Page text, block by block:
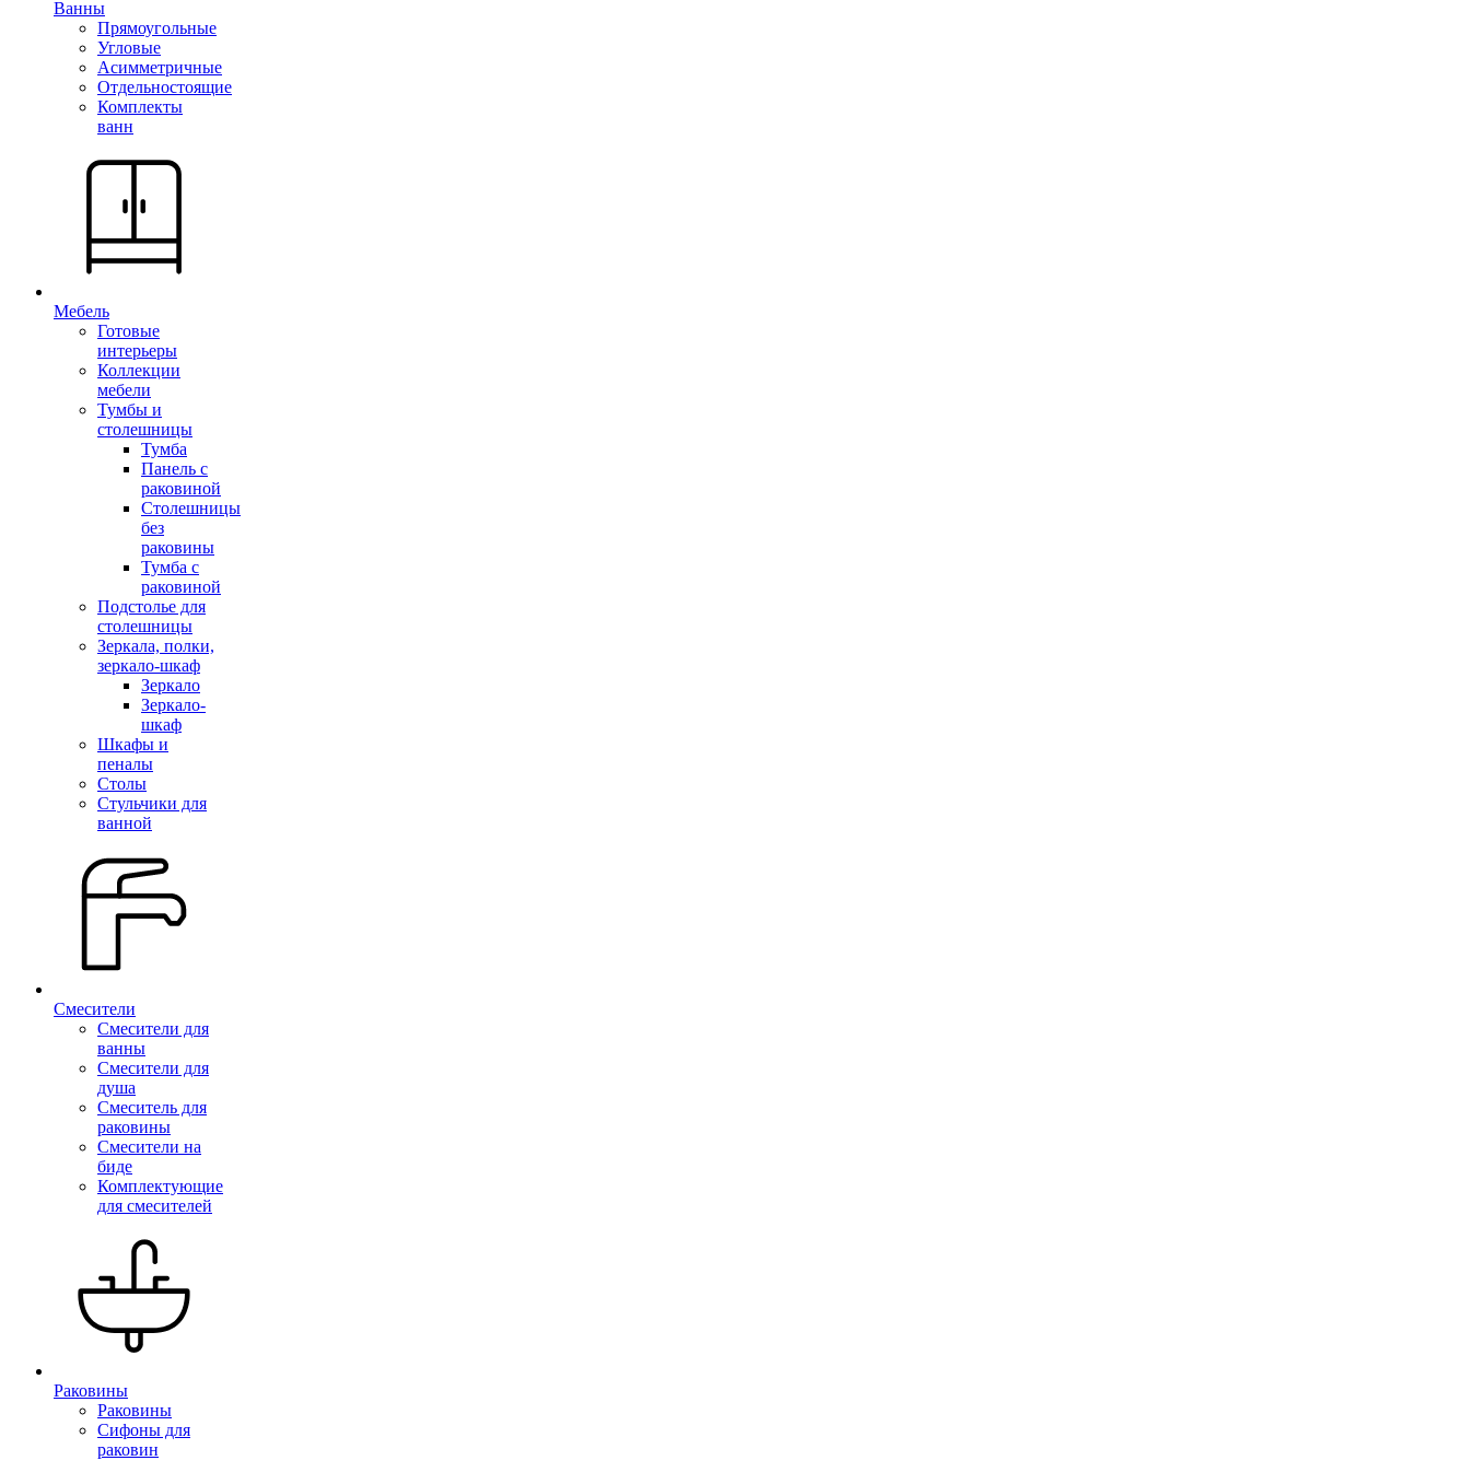
Ванны
Прямоугольные
Угловые
Асимметричные
Отдельностоящие
Комплекты
ванн
Мебель
Готовые
интерьеры
Коллекции
мебели
Тумбы и
столешницы
Тумба
Панель с
раковиной
Столешницы
без
раковины
Тумба с
раковиной
Подстолье для
столешницы
Зеркала, полки,
зеркало-шкаф
Зеркало
Зеркало-
шкаф
Шкафы и
пеналы
Столы
Стульчики для
ванной
Смесители
Смесители для
ванны
Смесители для
душа
Смеситель для
раковины
Смесители на
биде
Комплектующие
для смесителей
Раковины
Раковины
Сифоны для
раковин